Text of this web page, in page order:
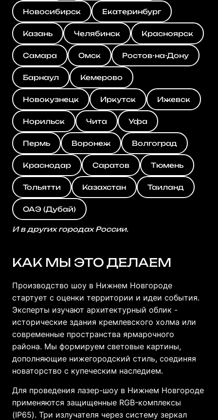
Новосибирск Екатеринбург
Казань Челябинск Красноярск
Самара Омск Ростов-на-Дону
Барнаул Кемерово
Новокузнецк Иркутск Ижевск
Норильск Чита Уфа
Пермь Воронеж Волгоград
Краснодар Саратов Тюмень
Тольятти Казахстан Таиланд
ОАЭ (Дубай)
И в других городах России.
КАК МЫ ЭТО ДЕЛАЕМ
Производство шоу в Нижнем Новгороде
стартует с оценки территории и идеи события.
Эксперты изучают архитектурный облик -
исторические здания кремлевского холма или
современные пространства ярмарочного
района. Мы формируем световые картины,
дополняющие нижегородский стиль, соединяя
новаторство с купеческим наследием.
Для проведения лазер-шоу в Нижнем Новгороде
применяются защищенные RGB-комплексы
(IP65). Три излучателя через систему зеркал